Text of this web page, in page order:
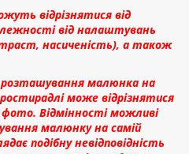
відрізнятися від
від налаштувань
насиченість), а також
малюнка на
може відрізнятися
Відмінності можливі
малюнку на самій
подібну невідповідність